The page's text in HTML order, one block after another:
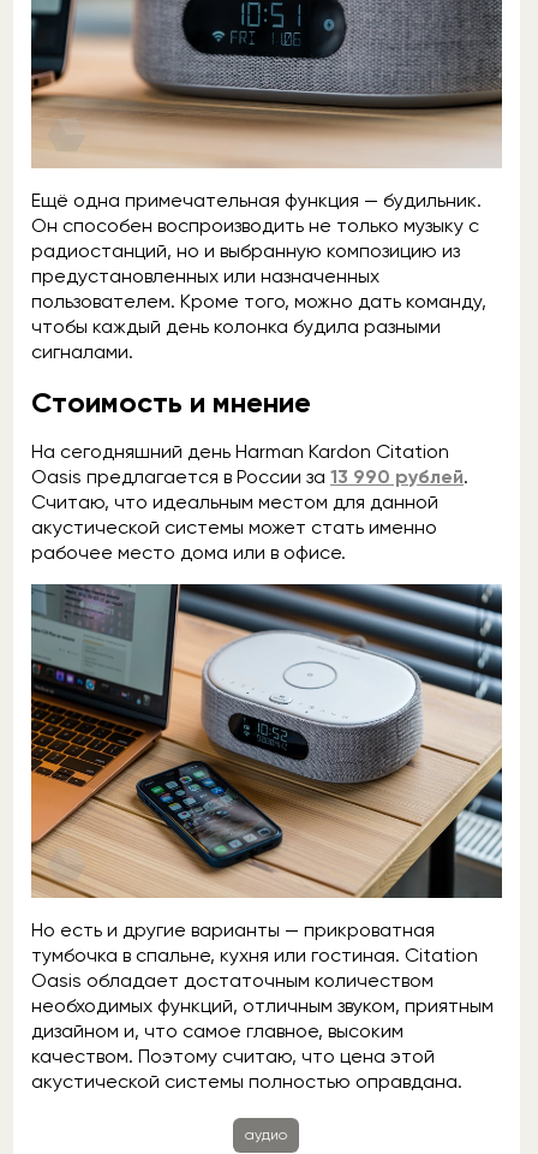
Ещё одна примечательная функция — будильник.
Он способен воспроизводить не только музыку с
радиостанций, но и выбранную композицию из
предустановленных или назначенных
пользователем. Кроме того, можно дать команду,
чтобы каждый день колонка будила разными
сигналами.
Стоимость и мнение
На сегодняшний день Harman Kardon Citation
Oasis предлагается в России за 13 990 рублей.
Считаю, что идеальным местом для данной
акустической системы может стать именно
рабочее место дома или в офисе.
Но есть и другие варианты — прикроватная
тумбочка в спальне, кухня или гостиная. Citation
Oasis обладает достаточным количеством
необходимых функций, отличным звуком, приятным
дизайном и, что самое главное, высоким
качеством. Поэтому считаю, что цена этой
акустической системы полностью оправдана.
аудио